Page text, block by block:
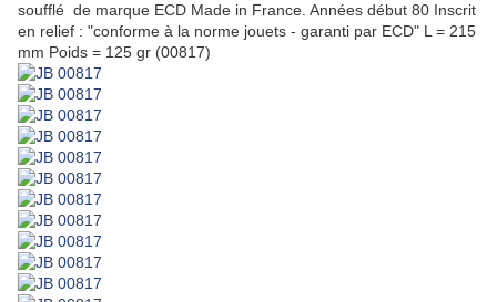
soufflé de marque ECD Made in France. Années début 80 Inscrit
en relief : "conforme à la norme jouets - garanti par ECD" L = 215
mm Poids = 125 gr (00817)